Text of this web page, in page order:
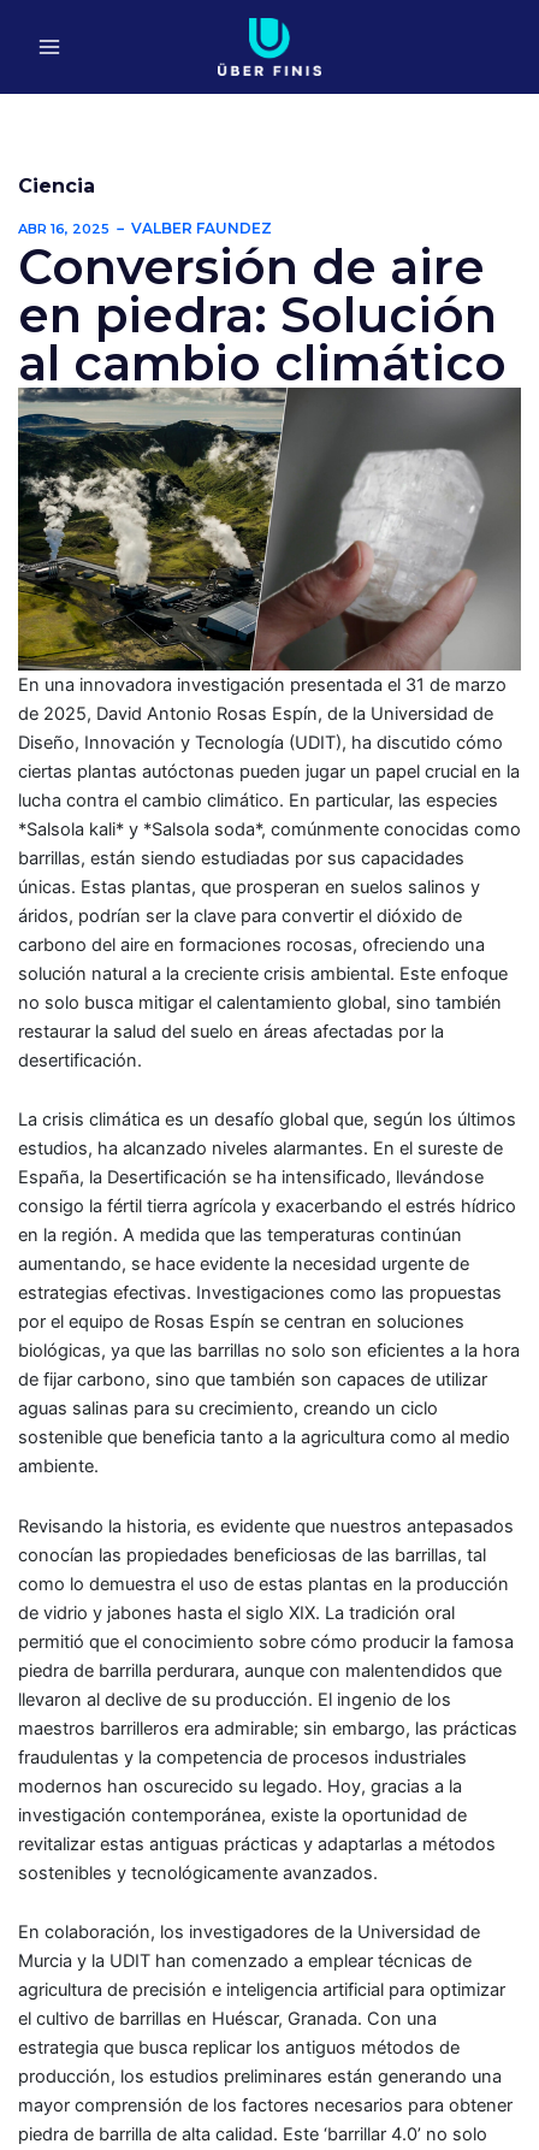
Ciencia
ABR 16, 2025 VALBER FAUNDEZ
Conversión de aire
en piedra: Solución
al cambio climático
En una innovadora investigación presentada el 31 de marzo
de 2025, David Antonio Rosas Espín, de la Universidad de
Diseño, Innovación y Tecnología (UDIT), ha discutido cómo
ciertas plantas autóctonas pueden jugar un papel crucial en la
lucha contra el cambio climático. En particular, las especies
*Salsola kali* y *Salsola soda*, comúnmente conocidas como
barrillas, están siendo estudiadas por sus capacidades
únicas. Estas plantas, que prosperan en suelos salinos y
áridos, podrían ser la clave para convertir el dióxido de
carbono del aire en formaciones rocosas, ofreciendo una
solución natural a la creciente crisis ambiental. Este enfoque
no solo busca mitigar el calentamiento global, sino también
restaurar la salud del suelo en áreas afectadas por la
desertificación.
La crisis climática es un desafío global que, según los últimos
estudios, ha alcanzado niveles alarmantes. En el sureste de
España, la Desertificación se ha intensificado, llevándose
consigo la fértil tierra agrícola y exacerbando el estrés hídrico
en la región. A medida que las temperaturas continúan
aumentando, se hace evidente la necesidad urgente de
estrategias efectivas. Investigaciones como las propuestas
por el equipo de Rosas Espín se centran en soluciones
biológicas, ya que las barrillas no solo son eficientes a la hora
de fijar carbono, sino que también son capaces de utilizar
aguas salinas para su crecimiento, creando un ciclo
sostenible que beneficia tanto a la agricultura como al medio
ambiente.
Revisando la historia, es evidente que nuestros antepasados
conocían las propiedades beneficiosas de las barrillas, tal
como lo demuestra el uso de estas plantas en la producción
de vidrio y jabones hasta el siglo XIX. La tradición oral
permitió que el conocimiento sobre cómo producir la famosa
piedra de barrilla perdurara, aunque con malentendidos que
llevaron al declive de su producción. El ingenio de los
maestros barrilleros era admirable; sin embargo, las prácticas
fraudulentas y la competencia de procesos industriales
modernos han oscurecido su legado. Hoy, gracias a la
investigación contemporánea, existe la oportunidad de
revitalizar estas antiguas prácticas y adaptarlas a métodos
sostenibles y tecnológicamente avanzados.
En colaboración, los investigadores de la Universidad de
Murcia y la UDIT han comenzado a emplear técnicas de
agricultura de precisión e inteligencia artificial para optimizar
el cultivo de barrillas en Huéscar, Granada. Con una
estrategia que busca replicar los antiguos métodos de
producción, los estudios preliminares están generando una
mayor comprensión de los factores necesarios para obtener
piedra de barrilla de alta calidad. Este ‘barrillar 4.0’ no solo